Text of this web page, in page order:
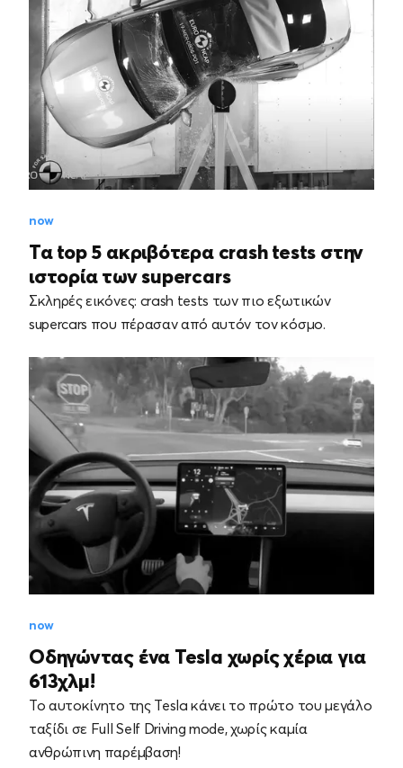
now
Τα top 5 ακριβότερα crash tests στην
ιστορία των supercars
Σκληρές εικόνες: crash tests των πιο εξωτικών
supercars που πέρασαν από αυτόν τον κόσμο.
now
Οδηγώντας ένα Tesla χωρίς χέρια για
613χλμ!
Το αυτοκίνητο της Tesla κάνει το πρώτο του μεγάλο
ταξίδι σε Full Self Driving mode, χωρίς καμία
ανθρώπινη παρέμβαση!